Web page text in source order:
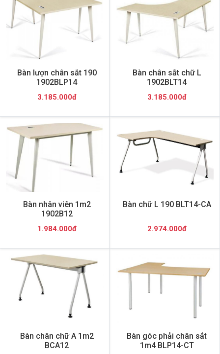
Bàn lượn chân sắt 190
1902BLP14
3.185.000đ
Bàn chân sắt chữ L
1902BLT14
3.185.000đ
Bàn nhân viên 1m2
1902B12
1.984.000đ
Bàn chữ L 190 BLT14-CA
2.974.000đ
Bàn chân chữ A 1m2
BCA12
Bàn góc phải chân sắt
1m4 BLP14-CT